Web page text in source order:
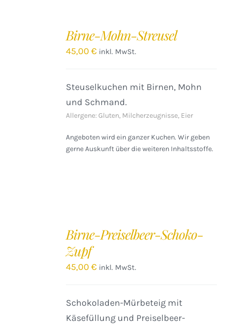
Birne-Mohn-Streusel
45,00€ inkl. MwSt.
Steuselkuchen mit Birnen, Mohn
und Schmand.
Allergene: Gluten, Milcherzeugnisse, Eier
Angeboten wird ein ganzer Kuchen. Wir geben
gerne Auskunft über die weiteren Inhaltsstoffe.
Birne-Preiselbeer-Schoko-
Zupf
45,00€ inkl. MwSt.
Schokoladen-Mürbeteig mit
Käsefüllung und Preiselbeer-